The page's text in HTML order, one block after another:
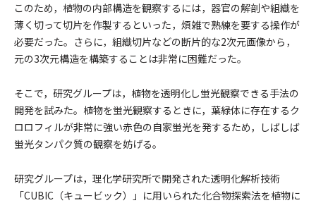
このため，植物の内部構造を観察するには，器官の解剖や組織を
薄く切って切片を作製するといった，煩雑で熟練を要する操作が
必要だった。さらに，組織切片などの断片的な2次元画像から，
元の3次元構造を構築することは非常に困難だった。
そこで，研究グループは，植物を透明化し蛍光観察できる手法の
開発を試みた。植物を蛍光観察するときに，葉緑体に存在するク
ロロフィルが非常に強い赤色の自家蛍光を発するため，しばしば
蛍光タンパク質の観察を妨げる。
研究グループは，理化学研究所で開発された透明化解析技術
「CUBIC（キュービック）」に用いられた化合物探索法を植物に